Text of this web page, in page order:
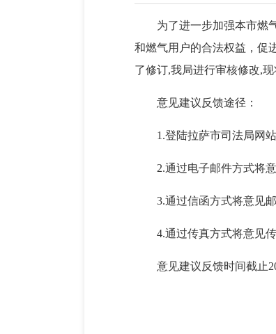
为了进一步加强本市燃
和燃气用户的合法权益，促
了修订,我局进行审核修改,
意见建议反馈途径：
1.登陆拉萨市司法局网
2.通过电子邮件方式将
3.通过信函方式将意见
4.通过传真方式将意见传
意见建议反馈时间截止